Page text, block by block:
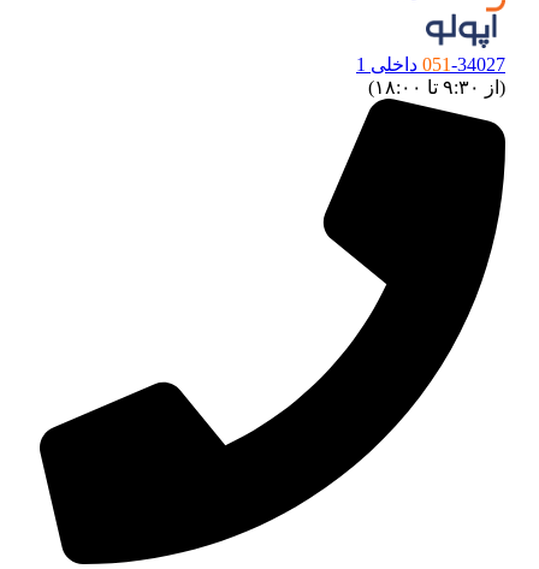
051-34027 داخلی 1
(از ۹:۳۰ تا ۱۸:۰۰)